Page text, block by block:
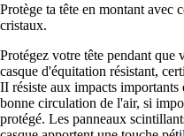
Protège ta tête en montant avec
cristaux.
Protégez votre tête pendant que
casque d'équitation résistant,
II résiste aux impacts importants
bonne circulation de l'air, si
protégé. Les panneaux